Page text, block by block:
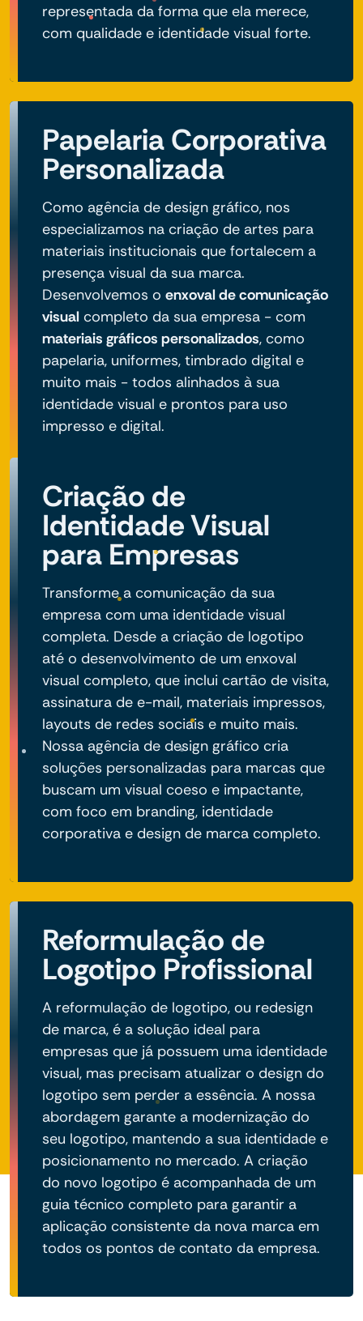
representada da forma que ela merece,
com qualidade e identidade visual forte.
Papelaria Corporativa
Personalizada
Como agência de design gráfico, nos
especializamos na criação de artes para
materiais institucionais que fortalecem a
presença visual da sua marca.
Desenvolvemos o enxoval de comunicação
visual completo da sua empresa - com
materiais gráficos personalizados, como
papelaria, uniformes, timbrado digital e
muito mais - todos alinhados à sua
identidade visual e prontos para uso
impresso e digital.
Criação de
Identidade Visual
para Empresas
Transforme a comunicação da sua
empresa com uma identidade visual
completa. Desde a criação de logotipo
até o desenvolvimento de um enxoval
visual completo, que inclui cartão de visita,
assinatura de e-mail, materiais impressos,
layouts de redes sociais e muito mais.
Nossa agência de design gráfico cria
soluções personalizadas para marcas que
buscam um visual coeso e impactante,
com foco em branding, identidade
corporativa e design de marca completo.
Reformulação de
Logotipo Profissional
A reformulação de logotipo, ou redesign
de marca, é a solução ideal para
empresas que já possuem uma identidade
visual, mas precisam atualizar o design do
logotipo sem perder a essência. A nossa
abordagem garante a modernização do
seu logotipo, mantendo a sua identidade e
posicionamento no mercado. A criação
do novo logotipo é acompanhada de um
guia técnico completo para garantir a
aplicação consistente da nova marca em
todos os pontos de contato da empresa.